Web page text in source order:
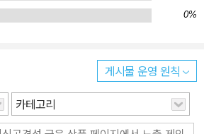
의 상당 부분은 왜 가정에 국한되어 있는
고 이를 따르도록 학습되었던 여성을 향한
바라
〈다큐멘터리 3
과 거리〉에서는 외모관리가 자기관리의 지
0%
게시물 운영 원칙
카테고리